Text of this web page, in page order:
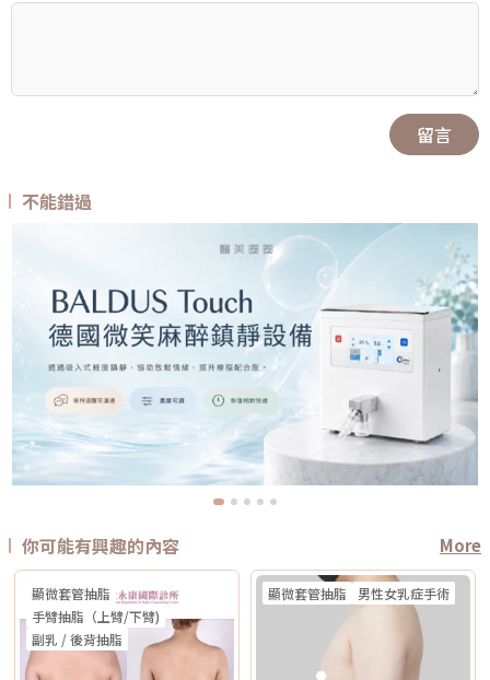
留言
不能錯過
你可能有興趣的內容 More
顯微套管抽脂
手臂抽脂（上臂/下臂)
副乳 / 後背抽脂
顯微套管抽脂 男性女乳症手術